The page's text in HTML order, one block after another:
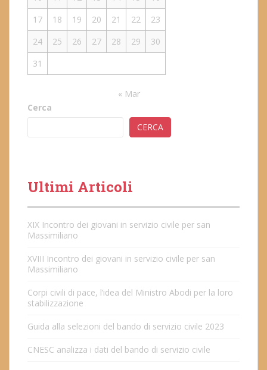
17
18 19 20 21 22
23
24
25 26 27 28 29
30
31
« Mar
Cerca
CERCA
Ultimi Articoli
XIX Incontro dei giovani in servizio civile per san
Massimiliano
XVIII Incontro dei giovani in servizio civile per san
Massimiliano
Corpi civili di pace, l’idea del Ministro Abodi per la loro
stabilizzazione
Guida alla selezioni del bando di servizio civile 2023
CNESC analizza i dati del bando di servizio civile